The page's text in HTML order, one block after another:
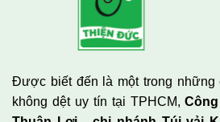
Được biết đến là một trong
không dệt uy tín tại TPHCM,